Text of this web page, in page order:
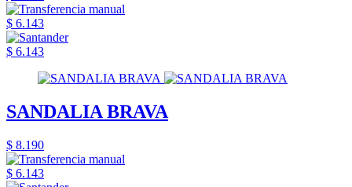
$ 6.143
$ 6.143
SANDALIA BRAVA
$ 8.190
$ 6.143